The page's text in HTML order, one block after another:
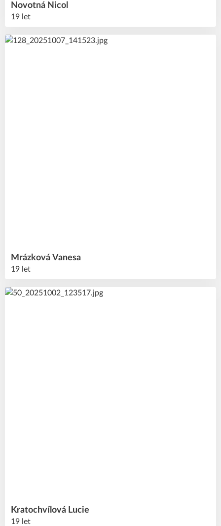
Nicol
Novotná
19 let
Vanesa
Mrázková
19 let
Lucie
Kratochvílová
19 let
11